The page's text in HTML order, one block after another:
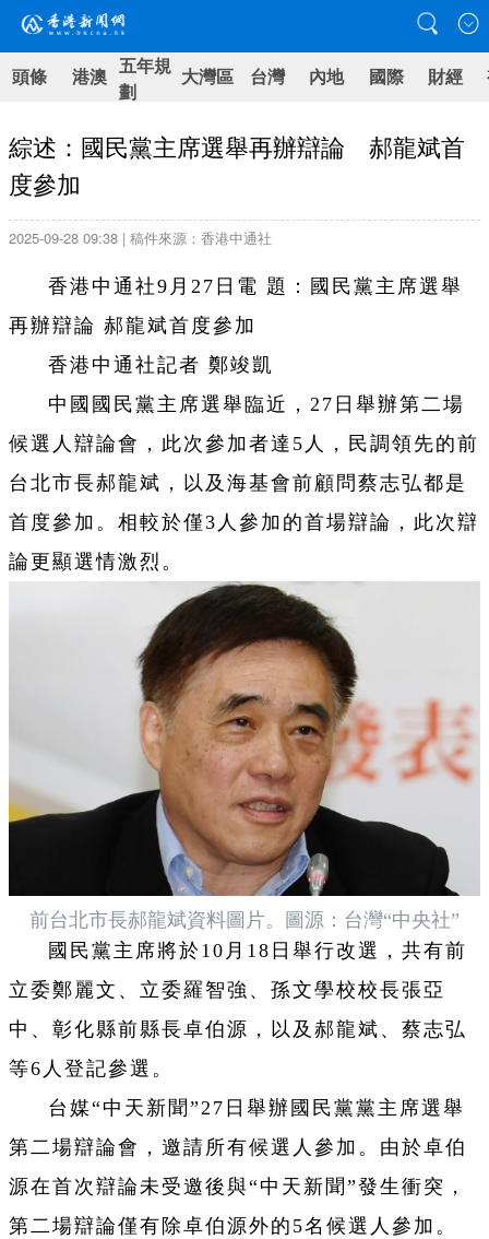
頭條 港澳 五年規
劃
大灣區 台灣 內地 國際 財經
綜述：國民黨主席選舉再辦辯論 郝龍斌首
度參加
2025-09-28 09:38 | 稿件來源：香港中通社
香港中通社9月27日電 題：國民黨主席選舉
再辦辯論 郝龍斌首度參加
香港中通社記者 鄭竣凱
中國國民黨主席選舉臨近，27日舉辦第二場
候選人辯論會，此次參加者達5人，民調領先的前
台北市長郝龍斌，以及海基會前顧問蔡志弘都是
首度參加。相較於僅3人參加的首場辯論，此次辯
論更顯選情激烈。
前台北市長郝龍斌資料圖片。圖源：台灣“中央社”
國民黨主席將於10月18日舉行改選，共有前
立委鄭麗文、立委羅智強、孫文學校校長張亞
中、彰化縣前縣長卓伯源，以及郝龍斌、蔡志弘
等6人登記參選。
台媒“中天新聞”27日舉辦國民黨黨主席選舉
第二場辯論會，邀請所有候選人參加。由於卓伯
源在首次辯論未受邀後與“中天新聞”發生衝突，
第二場辯論僅有除卓伯源外的5名候選人參加。